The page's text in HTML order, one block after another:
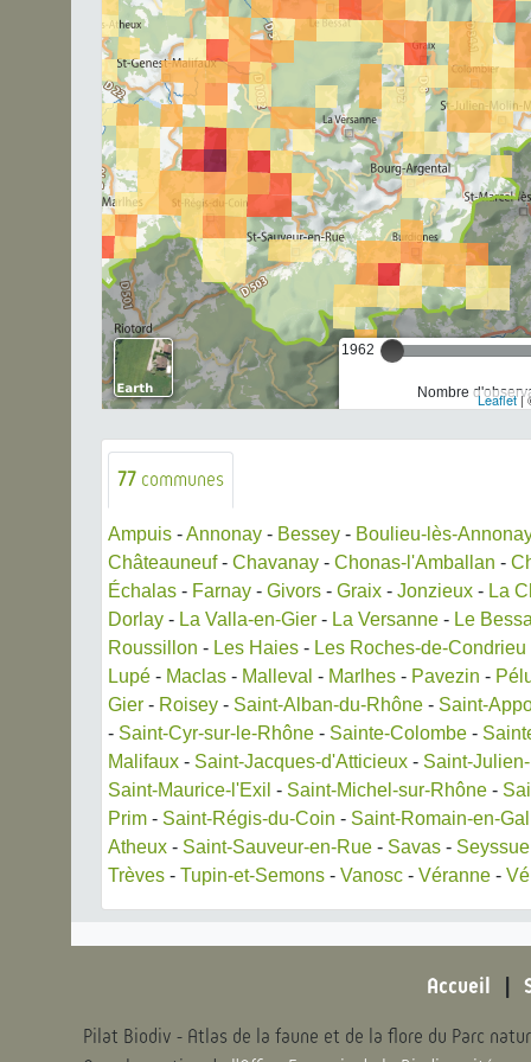
1962
Nombre Leaflet|
77 communes
Ampuis -Annonay - Bessey - Boulieu-lès-
Châteauneuf- Chavanay - Chonas-l'Amballan -
Échalas - Farnay - Givors - Graix - Jonzieux - La
Dorlay - La Valla-en-Gier - La Versanne - Le
Roussillon - Les Haies - Les Roches-de-Condrieu
Lupé - Maclas - Malleval - Marlhes - Pavezin -
Gier - Roisey - Saint-Alban-du-Rhône - Saint-
- Saint-Cyr-sur-le-Rhône - Sainte-Colombe -
Malifaux - Saint-Jacques-d'Atticieux - Saint-
Saint-Maurice-l'Exil - Saint-Michel-sur-Rhône -
Prim - Saint-Régis-du-Coin - Saint-Romain-en-Gal
Atheux - Saint-Sauveur-en-Rue - Savas -
Trèves - Tupin-et-Semons - Vanosc - Véranne -
Accueil
Pilat Biodiv - Atlas de la faune et de la flore du Parc